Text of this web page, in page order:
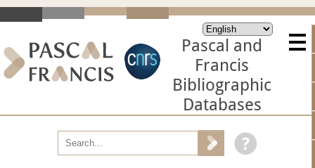
Pascal and
Francis
Bibliographic
Databases